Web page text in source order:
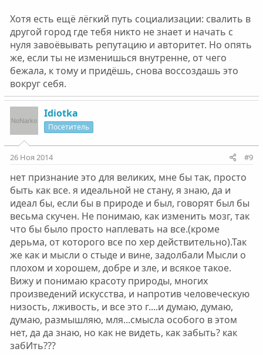
Хотя есть ещё лёгкий путь социализации: свалить в
другой город где тебя никто не знает и начать с
нуля завоёвывать репутацию и авторитет. Но опять
же, если ты не изменишься внутренне, от чего
бежала, к тому и придёшь, снова воссоздашь это
вокруг себя.
Idiotka
Посетитель
26 Ноя 2014 #9
нет признание это для великих, мне бы так, просто
быть как все. я идеальной не стану, я знаю, да и
идеал бы, если бы в природе и был, говорят был бы
весьма скучен. Не понимаю, как изменить мозг, так
что бы было просто наплевать на все.(кроме
дерьма, от которого все по хер действительно).Так
же как и мысли о стыде и вине, задолбали Мысли о
плохом и хорошем, добре и зле, и всякое такое.
Вижу и понимаю красоту природы, многих
произведений искусства, и напротив человеческую
низость, лживость, и все это г....и думаю, думаю,
думаю, размышляю, мля...смысла особого в этом
нет, да да знаю, но как не видеть, как забыть? как
забИть???